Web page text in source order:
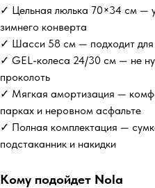
✓ Цельная люлька 70×34 см —
зимнего конверта
✓ Шасси 58 см — подходит для
✓ GEL-колеса 24/30 см — не
проколоть
✓ Мягкая амортизация —
парках и неровном асфальте
✓ Полная комплектация —
подстаканник и накидки
Кому подойдет Nola